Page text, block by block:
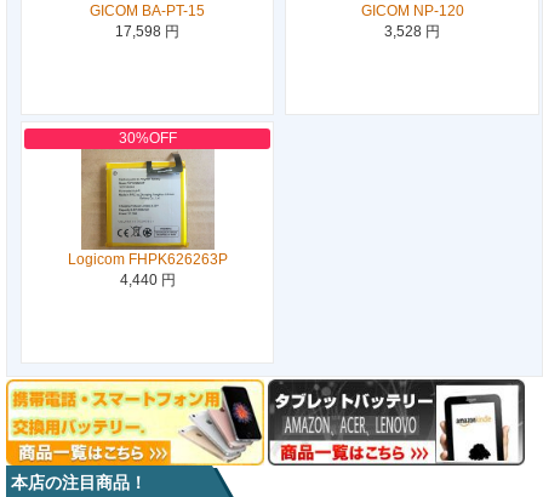
GICOM BA-PT-15
17,598 円
GICOM NP-120
3,528 円
30%OFF
Logicom FHPK626263P
4,440 円
本店の注目商品！